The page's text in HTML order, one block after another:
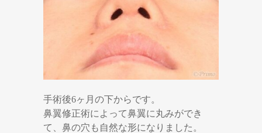
手術後6ヶ月の下からです。
鼻翼修正術によって鼻翼に丸みができ
て、鼻の穴も自然な形になりました。